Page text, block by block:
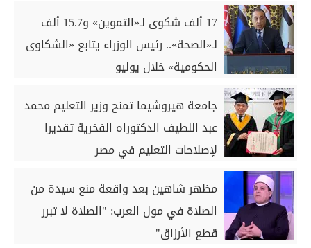
17 ألف شكوى لـ«التموين» و15.7 ألف
لـ«الصحة».. رئيس الوزراء يتابع «الشكاوى
الحكومية» خلال يوليو
جامعة هيروشيما تمنح وزير التعليم محمد
عبد اللطيف الدكتوراه الفخرية تقديرا
لإصلاحات التعليم في مصر
مظهر شاهين بعد واقعة منع سيدة من
الصلاة في مول العرب: "الصلاة لا تبرر
قطع الأرزاق"